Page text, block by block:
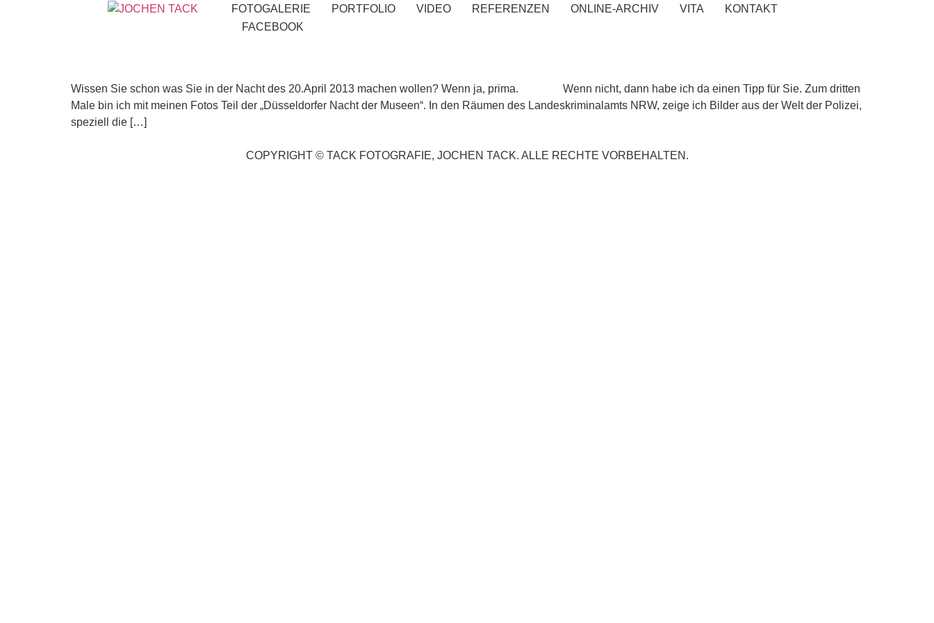
FOTOGALERIE PORTFOLIO VIDEO REFERENZEN ONLINE-ARCHIV VITA
KONTAKT
FACEBOOK
Monat:März 2013
Wissen Sie schon was Sie in der Nacht des 20.April 2013 machen wollen? Wenn ja, prima. Wenn nicht, dann habe ich da einen Tipp für Sie. Zum dritten
Male bin ich mit meinen Fotos Teil der „Düsseldorfer Nacht der Museen“. In den Räumen des Landeskriminalamts NRW, zeige ich Bilder aus der Welt der Polizei,
speziell die […]
COPYRIGHT © TACK FOTOGRAFIE, JOCHEN TACK. ALLE RECHTE VORBEHALTEN.